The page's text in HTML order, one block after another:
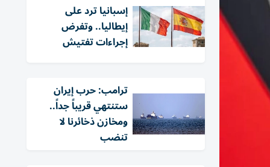
إسبانيا ترد على
إيطاليا.. وتفرض
إجراءات تفتيش
ترامب: حرب إيران
ستنتهي قريباً جداً..
ومخازن ذخائرنا لا
تنضب